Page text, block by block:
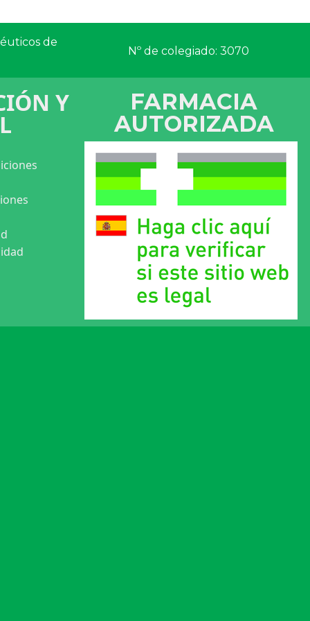
de
Nº de colegiado: 3070
Y
FARMACIA
AUTORIZADA